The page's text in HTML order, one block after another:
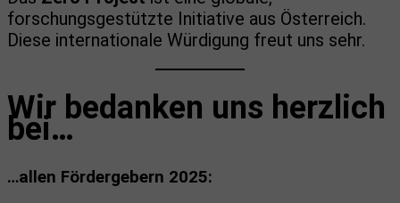
forschungsgestützte Initiative aus Österreich.
Diese internationale Würdigung freut uns sehr.
Wir bedanken uns herzlich
bei…
…allen Fördergebern 2025: